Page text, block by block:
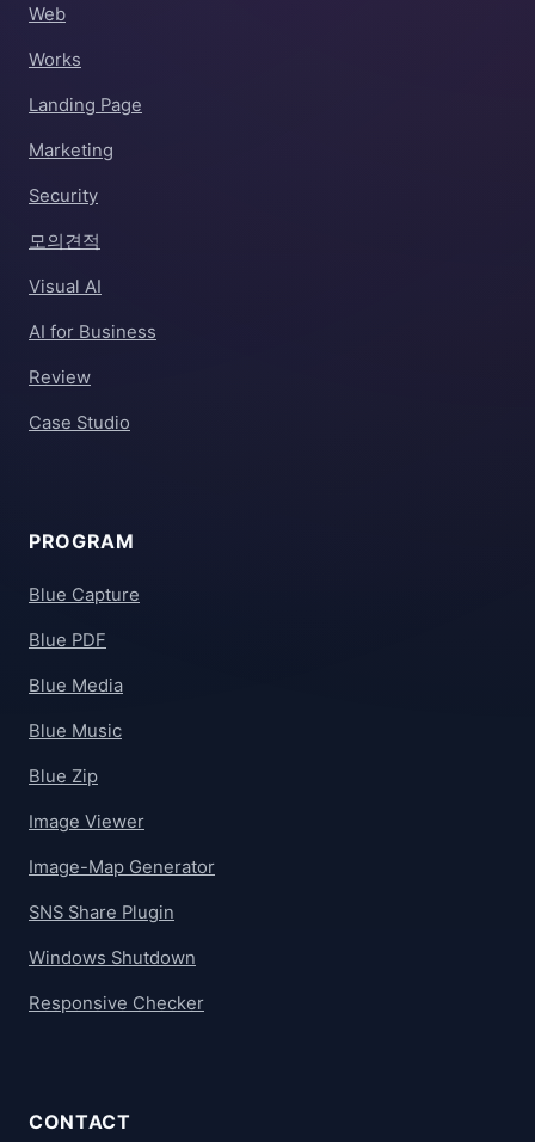
Web
Works
Landing Page
Marketing
Security
모의견적
Visual AI
AI for Business
Review
Case Studio
PROGRAM
Blue Capture
Blue PDF
Blue Media
Blue Music
Blue Zip
Image Viewer
Image-Map Generator
SNS Share Plugin
Windows Shutdown
Responsive Checker
CONTACT